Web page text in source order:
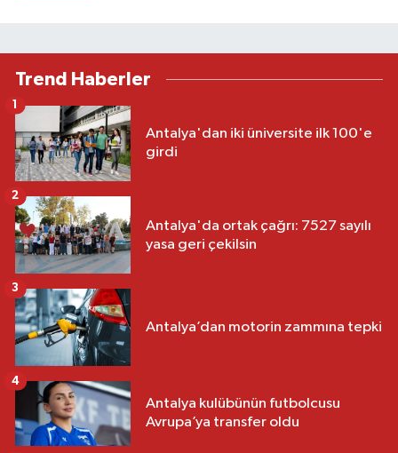
Trend Haberler
Antalya'dan iki üniversite ilk 100'e
girdi
1
Antalya'da ortak çağrı: 7527 sayılı
yasa geri çekilsin
2
Antalya’dan motorin zammına tepki
3
Antalya kulübünün futbolcusu
Avrupa’ya transfer oldu
4